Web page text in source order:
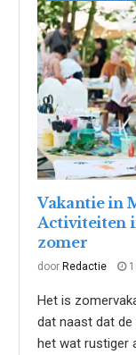
Vakantie in
Activiteiten
zomer
door Redactie
Het is
dat naast dat
het wat rustiger